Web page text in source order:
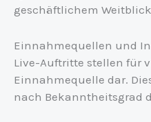
geschäftlichem
Einnahmequellen und
Live-Auftritte stellen für
Einnahmequelle dar.
nach Bekanntheitsgrad